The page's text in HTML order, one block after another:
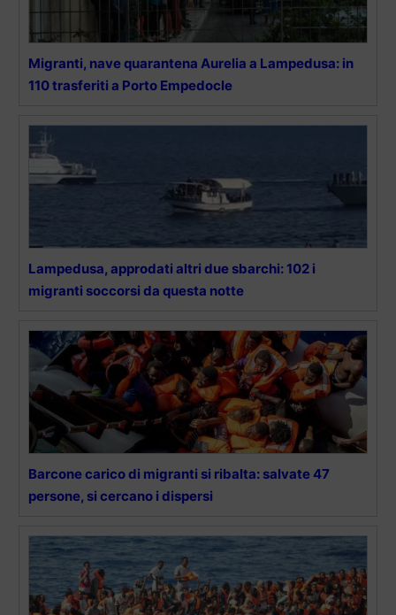
Migranti, nave quarantena Aurelia a Lampedusa: in
110 trasferiti a Porto Empedocle
Lampedusa, approdati altri due sbarchi: 102 i
migranti soccorsi da questa notte
Barcone carico di migranti si ribalta: salvate 47
persone, si cercano i dispersi